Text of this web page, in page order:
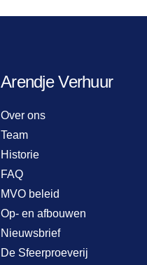
Arendje Verhuur
Over ons
Team
Historie
FAQ
MVO beleid
Op- en afbouwen
Nieuwsbrief
De Sfeerproeverij